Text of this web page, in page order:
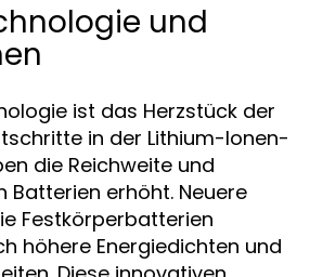
und
ist das Herzstück der
in der Lithium-Ionen-
die Reichweite und
Batterien erhöht. Neuere
Festkörperbatterien
höhere Energiedichten und